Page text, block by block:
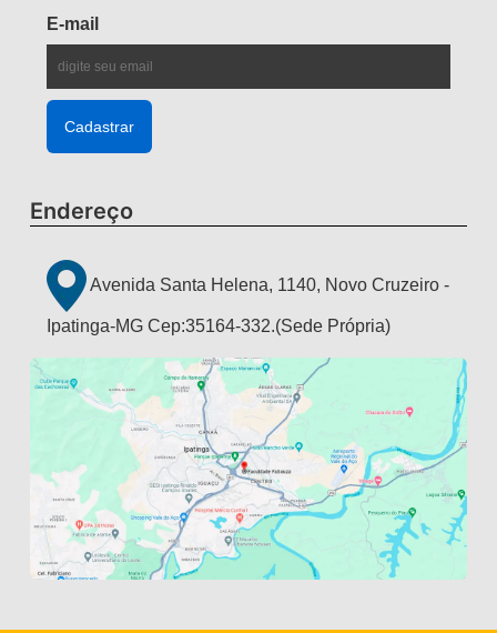
E-mail
Endereço
Avenida Santa Helena, 1140, Novo Cruzeiro -
Ipatinga-MG Cep:35164-332.(Sede Própria)